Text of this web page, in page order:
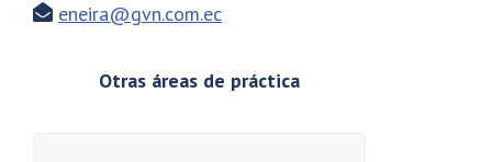
eneira@gvn.com.ec
Otras áreas de práctica